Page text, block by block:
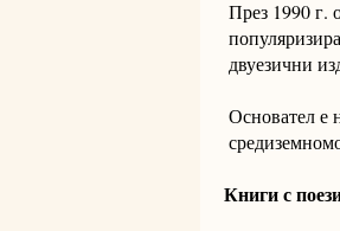
През 1990 г.
двуезични
Основател е
Книги с